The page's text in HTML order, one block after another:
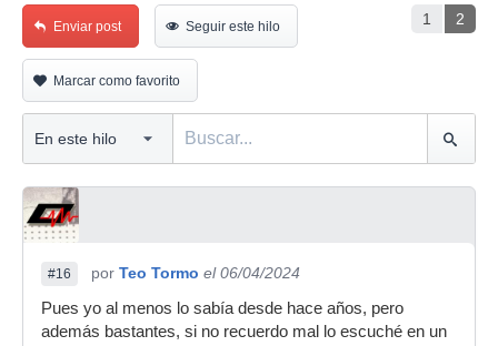
1 2
Enviar post Seguir este hilo
Marcar como favorito
#16 por Teo Tormo el 06/04/2024
Pues yo al menos lo sabía desde hace años, pero
además bastantes, si no recuerdo mal lo escuché en un